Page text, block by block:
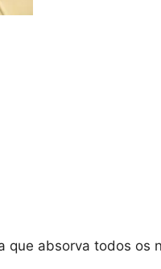
que absorva todos os